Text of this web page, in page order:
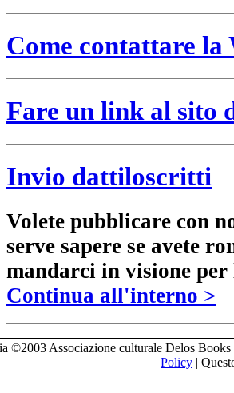
Come contattare
Fare un link al sito
Invio dattiloscritti
Volete pubblicare con
serve sapere se avete
mandarci in visione
Continua all'interno >
©2003 Associazione culturale Delos
Policy |